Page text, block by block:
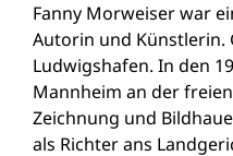
Fanny Morweiser war
Autorin und Künstlerin.
Ludwigshafen. In den
Mannheim an der
Zeichnung und
als Richter ans